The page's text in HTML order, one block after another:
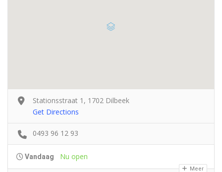
Stationsstraat 1, 1702 Dilbeek
Get Directions
0493 96 12 93
Vandaag Nu open
Meer